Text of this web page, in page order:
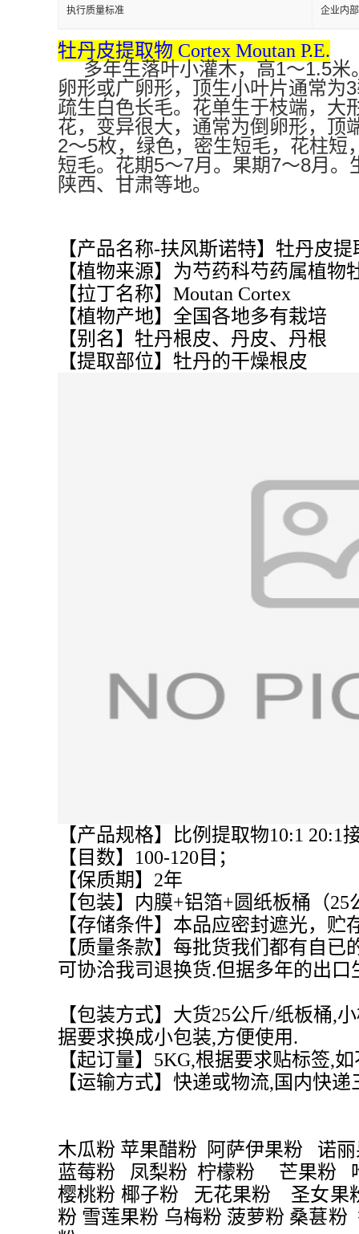
执行质量标准 企业内
牡丹皮提取物 Cortex Moutan P.E.
多年生落叶小灌木，高1～1.5米
卵形或广卵形，顶生小叶片通常为3
疏生白色长毛。花单生于枝端，大
花，变异很大，通常为倒卵形，顶
2～5枚，绿色，密生短毛，花柱短
短毛。花期5～7月。果期7～8月。
陕西、甘肃等地。
【产品名称-扶风斯诺特】牡丹皮提
【植物来源】为芍药科芍药属植物
【拉丁名称】Moutan Cortex
【植物产地】全国各地多有栽培
【别名】牡丹根皮、丹皮、丹根
【提取部位】牡丹的干燥根皮
【产品规格】比例提取物10:1 20:1
【目数】100-120目；
【保质期】2年
【包装】内膜+铝箔+圆纸板桶（
【存储条件】本品应密封遮光，
【质量条款】每批货我们都有自
可协洽我司退换货.但据多年的出
【包装方式】大货25公斤/纸板桶,
据要求换成小包装,方便使用.
【起订量】5KG,根据要求贴标签,
【运输方式】快递或物流,国内快
木瓜粉 苹果醋粉 阿萨伊果粉 诺
蓝莓粉 凤梨粉 柠檬粉 芒果粉
樱桃粉 椰子粉 无花果粉 圣女果
粉 雪莲果粉 乌梅粉 菠萝粉 桑葚